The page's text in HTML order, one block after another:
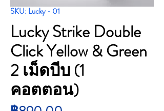
SKU: Lucky - 01
Lucky Strike Double
Click Yellow & Green
2 เม็ดบีบ (1
คอตตอน)